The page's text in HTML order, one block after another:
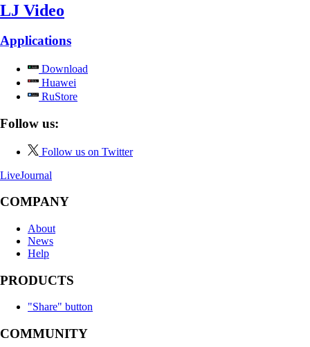
LJ Video
Applications
Download
Huawei
RuStore
Follow us:
Follow us on Twitter
LiveJournal
COMPANY
About
News
Help
PRODUCTS
"Share" button
COMMUNITY